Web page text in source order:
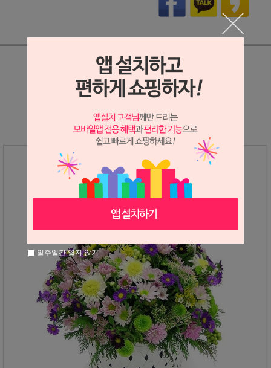
상세정보 새창 열기
상세 정보를 확대해 보실 수 있습니다.
일주일간 열지 않기